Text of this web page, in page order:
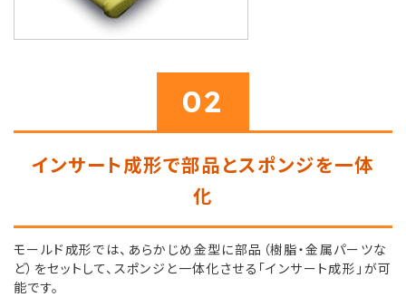
02
インサート成形で部品とスポンジを一体
化
モールド成形では、あらかじめ金型に部品（樹脂・金属パーツな
ど）をセットして、スポンジと一体化させる「インサート成形」が可
能です。